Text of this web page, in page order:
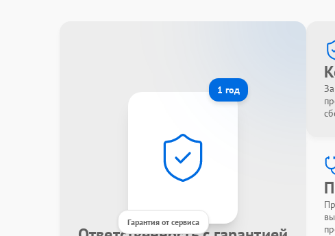
1 год
Гарантия от сервиса